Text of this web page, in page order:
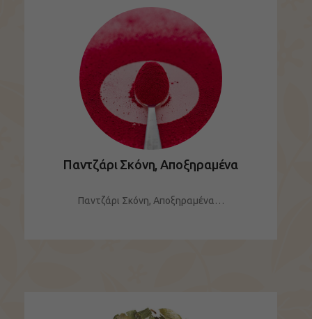
Παντζάρι Σκόνη, Αποξηραμένα
Παντζάρι Σκόνη, Αποξηραμένα…